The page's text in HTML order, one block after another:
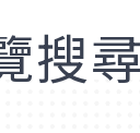
搜尋